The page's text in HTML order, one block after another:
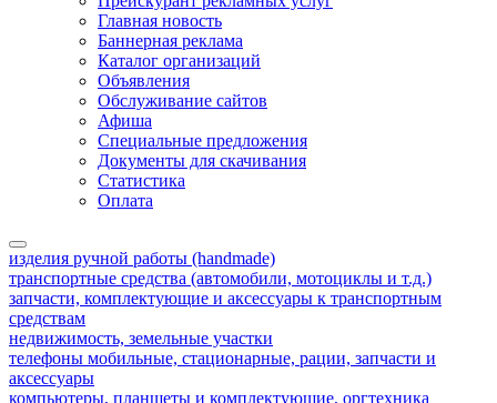
Главная новость
Баннерная реклама
Каталог организаций
Объявления
Обслуживание сайтов
Афиша
Специальные предложения
Документы для скачивания
Статистика
Оплата
изделия ручной работы (handmade)
транспортные средства (автомобили, мотоциклы и т.д.)
запчасти, комплектующие и аксессуары к транспортным
средствам
недвижимость, земельные участки
телефоны мобильные, стационарные, рации, запчасти и
аксессуары
компьютеры, планшеты и комплектующие, оргтехника